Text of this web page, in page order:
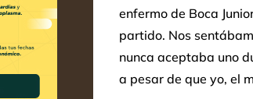
enfermo de Boca
partido. Nos
nunca aceptaba uno
a pesar de que yo, el